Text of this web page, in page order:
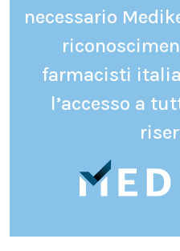
necessario
farmacisti
l’accesso a